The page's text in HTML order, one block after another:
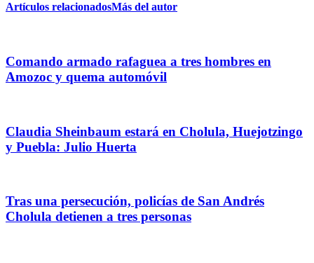
Artículos relacionadosMás del autor
Comando armado rafaguea a tres hombres en
Amozoc y quema automóvil
Claudia Sheinbaum estará en Cholula, Huejotzingo
y Puebla: Julio Huerta
Tras una persecución, policías de San Andrés
Cholula detienen a tres personas